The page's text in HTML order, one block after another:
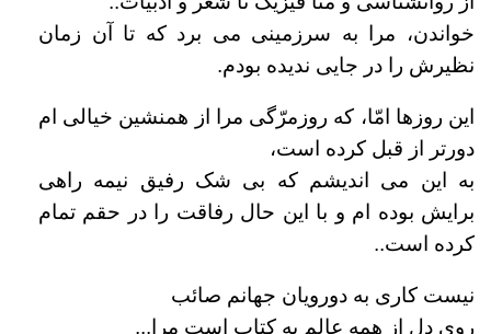
خواندن، مرا به سرزمینی می برد که تا آن زمان
نظیرش را در جایی ندیده بودم.
این روزها امّا، که روزمرّگی مرا از همنشین خیالی ام
دورتر از قبل کرده است،
به این می اندیشم که بی شک رفیق نیمه راهی
برایش بوده ام و با این حال رفاقت را در حقم تمام
کرده است..
نیست کاری به دورویان جهانم صائب
روی دل از همه عالم به کتاب است مرا...